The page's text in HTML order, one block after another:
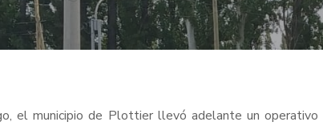
el municipio de Plottier llevó adelante un